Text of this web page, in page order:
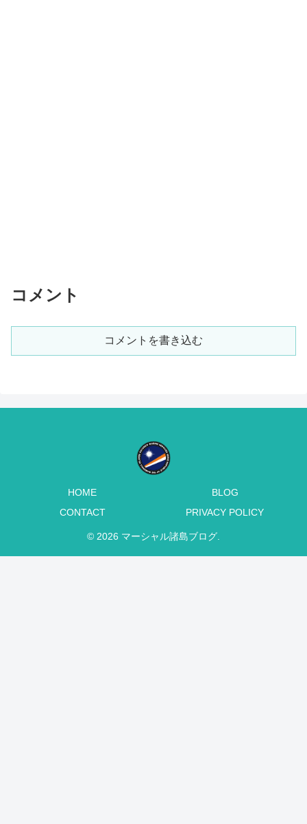
コメント
コメントを書き込む
HOME
BLOG
CONTACT
PRIVACY POLICY
© 2026 マーシャル諸島ブログ.